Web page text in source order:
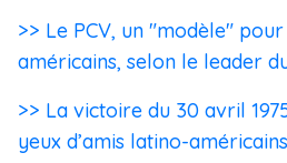
>> Le PCV, un "modèle"
américains, selon le leader
>> La victoire du 30 avril
yeux d’amis latino-américains